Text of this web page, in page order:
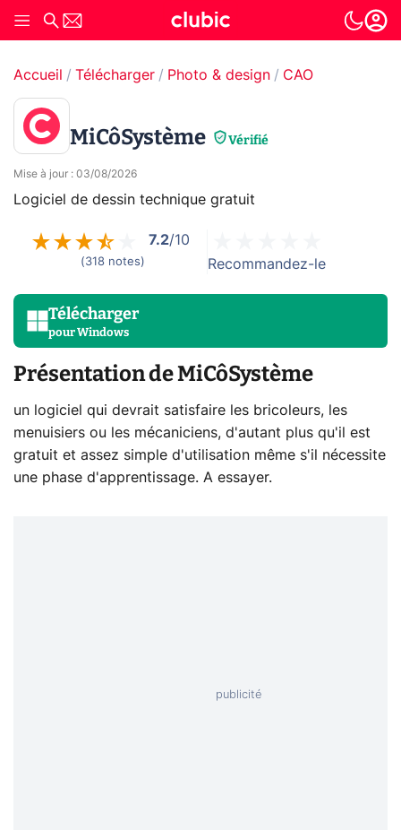
Accueil Télécharger Photo & design CAO
MiCôSystème Vérifié
Mise à jour : 03/08/2026
Logiciel de dessin technique gratuit
7.2/10
(318 notes) Recommandez-le
Télécharger
pourWindows
Présentation de MiCôSystème
un logiciel qui devrait satisfaire les bricoleurs, les
menuisiers ou les mécaniciens, d'autant plus qu'il est
gratuit et assez simple d'utilisation même s'il nécessite
une phase d'apprentissage. A essayer.